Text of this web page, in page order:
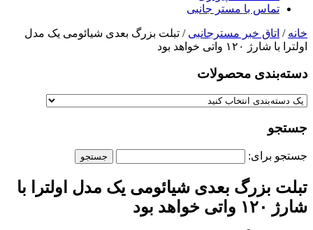
تماس با مستر جانبی
خانه / اتاق خبر مسترجانبی / تبلت بزرگ بعدی شیائومی یک مدل
اولترا با شارژ ۱۲۰ واتی خواهد بود
دسته‌بندی‌ محصولات
جستجو
جستجو برای:
تبلت بزرگ بعدی شیائومی یک مدل اولترا با
شارژ ۱۲۰ واتی خواهد بود